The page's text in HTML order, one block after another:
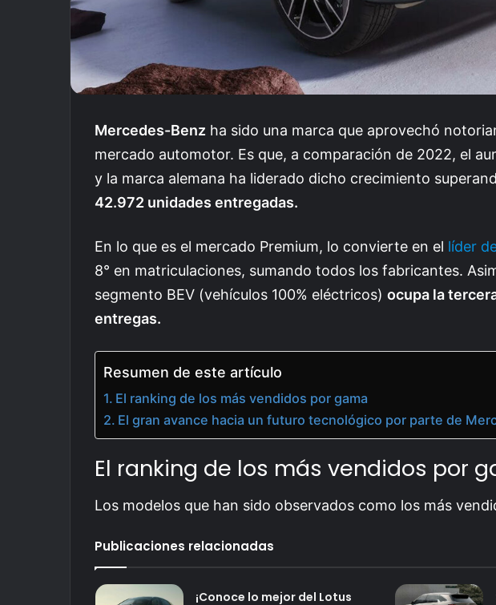
Mercedes-Benz ha sido una marca que aprovechó
mercado automotor. Es que, a comparación de 2022, el
y la marca alemana ha liderado dicho crecimiento
42.972 unidades entregadas.
En lo que es el mercado Premium, lo convierte en el líder
8° en matriculaciones, sumando todos los fabricantes.
segmento BEV (vehículos 100% eléctricos) ocupa la
entregas.
Resumen de este artículo
El ranking de los más vendidos por gama
El gran avance hacia un futuro tecnológico por parte de
El ranking de los más vendidos por
Los modelos que han sido observados como los más
Publicaciones relacionadas
¡Conoce lo mejor del Lotus